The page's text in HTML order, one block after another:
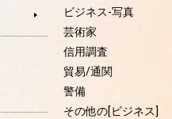
ビジネス-写真
芸術家
信用調査
貿易/通関
警備
その他の[ビジネス]